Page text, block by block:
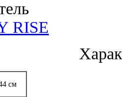
RISE
см